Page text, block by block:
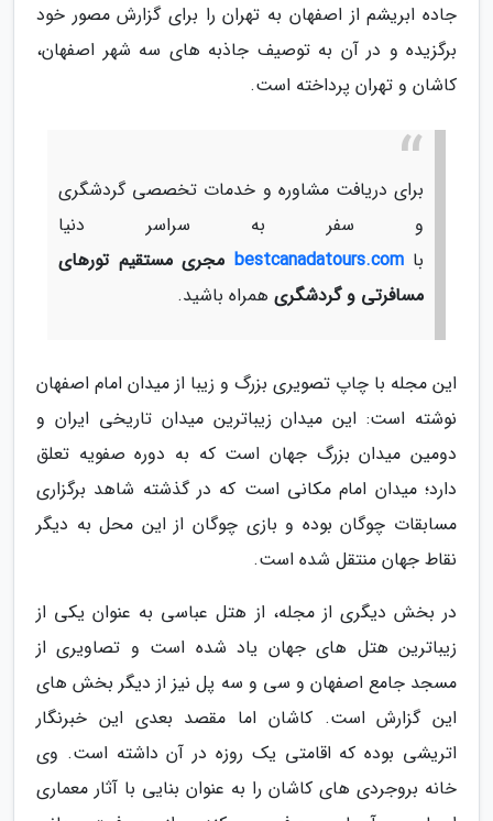
جاده ابریشم از اصفهان به تهران را برای گزارش مصور خود
برگزیده و در آن به توصیف جاذبه های سه شهر اصفهان،
کاشان و تهران پرداخته است.
برای دریافت مشاوره و خدمات تخصصی گردشگری
و سفر به سراسر دنیا
باbestcanadatours.com مجری مستقیم تورهای
مسافرتی و گردشگری همراه باشید.
این مجله با چاپ تصویری بزرگ و زیبا از میدان امام اصفهان
نوشته است: این میدان زیباترین میدان تاریخی ایران و
دومین میدان بزرگ جهان است که به دوره صفویه تعلق
دارد؛ میدان امام مکانی است که در گذشته شاهد برگزاری
مسابقات چوگان بوده و بازی چوگان از این محل به دیگر
نقاط جهان منتقل شده است.
در بخش دیگری از مجله، از هتل عباسی به عنوان یکی از
زیباترین هتل های جهان یاد شده است و تصاویری از
مسجد جامع اصفهان و سی و سه پل نیز از دیگر بخش های
این گزارش است. کاشان اما مقصد بعدی این خبرنگار
اتریشی بوده که اقامتی یک روزه در آن داشته است. وی
خانه بروجردی های کاشان را به عنوان بنایی با آثار معماری